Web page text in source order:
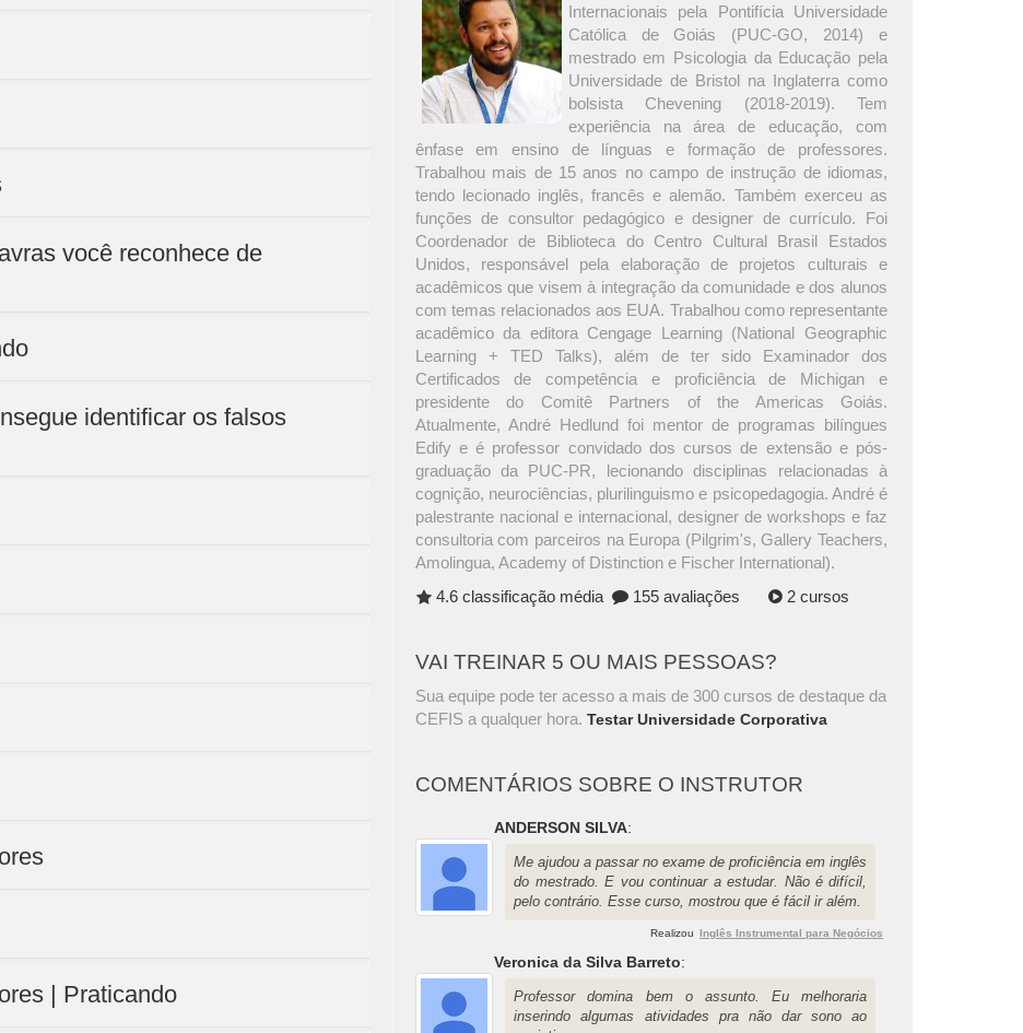
você reconhece de
identificar os falsos
| Praticando
Internacionais pela Pontifícia Universidade
Católica de Goiás (PUC-GO, 2014) e
mestrado em Psicologia da Educação pela
Universidade de Bristol na Inglaterra como
bolsista Chevening (2018-2019). Tem
experiência na área de educação, com
ênfase em ensino de línguas e formação de professores.
Trabalhou mais de 15 anos no campo de instrução de idiomas,
tendo lecionado inglês, francês e alemão. Também exerceu as
funções de consultor pedagógico e designer de currículo. Foi
Coordenador de Biblioteca do Centro Cultural Brasil Estados
Unidos, responsável pela elaboração de projetos culturais e
acadêmicos que visem à integração da comunidade e dos alunos
com temas relacionados aos EUA. Trabalhou como representante
acadêmico da editora Cengage Learning (National Geographic
Learning + TED Talks), além de ter sido Examinador dos
Certificados de competência e proficiência de Michigan e
presidente do Comitê Partners of the Americas Goiás.
Atualmente, André Hedlund foi mentor de programas bilíngues
Edify e é professor convidado dos cursos de extensão e pós-
graduação da PUC-PR, lecionando disciplinas relacionadas à
cognição, neurociências, plurilinguismo e psicopedagogia. André é
palestrante nacional e internacional, designer de workshops e faz
consultoria com parceiros na Europa (Pilgrim's, Gallery Teachers,
Amolingua, Academy of Distinction e Fischer International).
4.6 classificação média
155 avaliações 2 cursos
VAI TREINAR 5 OU MAIS PESSOAS?
Sua equipe pode ter acesso a mais de 300 cursos de destaque da
CEFIS a qualquer hora.Testar Universidade Corporativa
COMENTÁRIOS SOBRE O INSTRUTOR
ANDERSON SILVA:
Me ajudou a passar no exame de proficiência em inglês
do mestrado. E vou continuar a estudar. Não é difícil,
pelo contrário. Esse curso, mostrou que é fácil ir além.
Realizou Inglês Instrumental para Negócios
Veronica da Silva Barreto:
Professor domina bem o assunto. Eu melhoraria
inserindo algumas atividades pra não dar sono ao